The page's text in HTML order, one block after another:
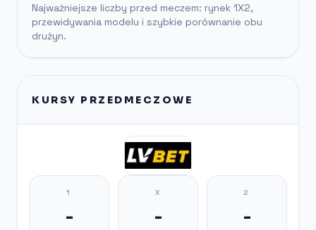
Najważniejsze liczby przed meczem: rynek 1X2,
przewidywania modelu i szybkie porównanie obu
drużyn.
KURSY PRZEDMECZOWE
1
-
X
-
2
-